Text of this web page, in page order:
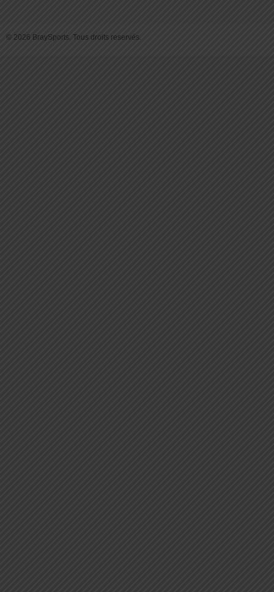
© 2026 BraySports. Tous droits reservés.